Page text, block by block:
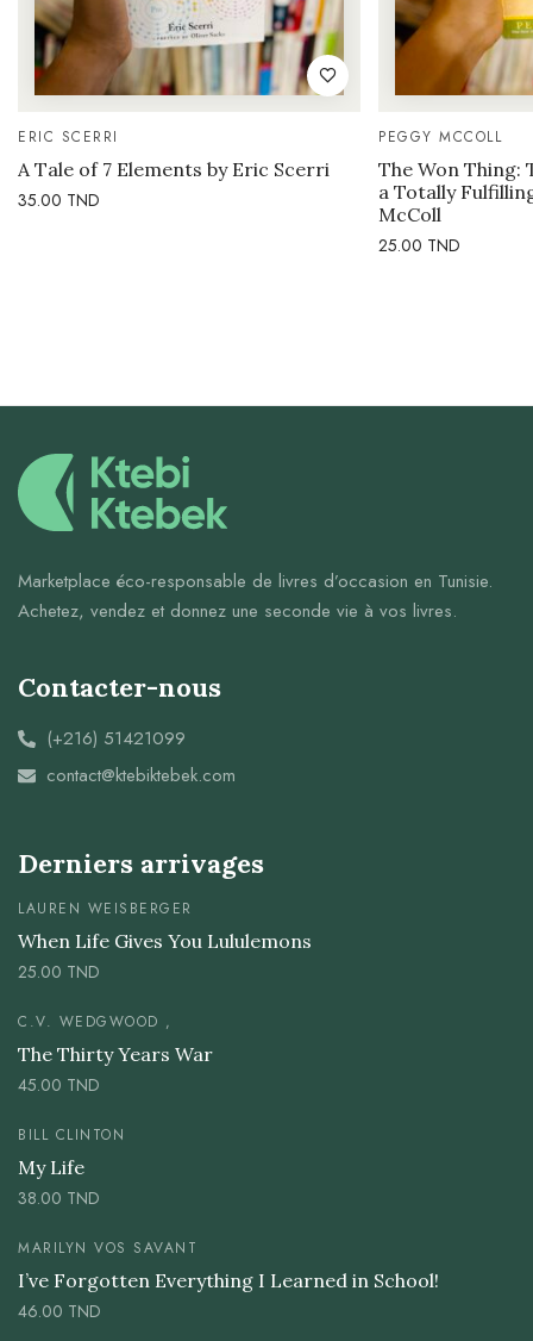
ERIC SCERRI
A Tale of 7 Elements by Eric Scerri
35.00 TND
PEGGY MCCOLL
The Won Thing:
a Totally
McColl
25.00 TND
Marketplace éco-responsable de livres d’occasion en Tunisie.
Achetez, vendez et donnez une seconde vie à vos livres.
Contacter-nous
(+216) 51421099
contact@ktebiktebek.com
Derniers arrivages
LAUREN WEISBERGER
When Life Gives You Lululemons
25.00 TND
C.V. WEDGWOOD ,
The Thirty Years War
45.00 TND
BILL CLINTON
My Life
38.00 TND
MARILYN VOS SAVANT
I’ve Forgotten Everything I Learned in School!
46.00 TND